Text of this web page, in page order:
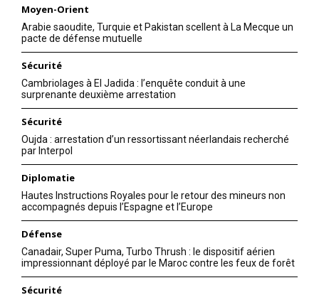
Moyen-Orient
Arabie saoudite, Turquie et Pakistan scellent à La Mecque un
pacte de défense mutuelle
Sécurité
Cambriolages à El Jadida : l’enquête conduit à une
surprenante deuxième arrestation
Sécurité
Oujda : arrestation d’un ressortissant néerlandais recherché
par Interpol
Diplomatie
Hautes Instructions Royales pour le retour des mineurs non
accompagnés depuis l’Espagne et l’Europe
Défense
Canadair, Super Puma, Turbo Thrush : le dispositif aérien
impressionnant déployé par le Maroc contre les feux de forêt
Sécurité